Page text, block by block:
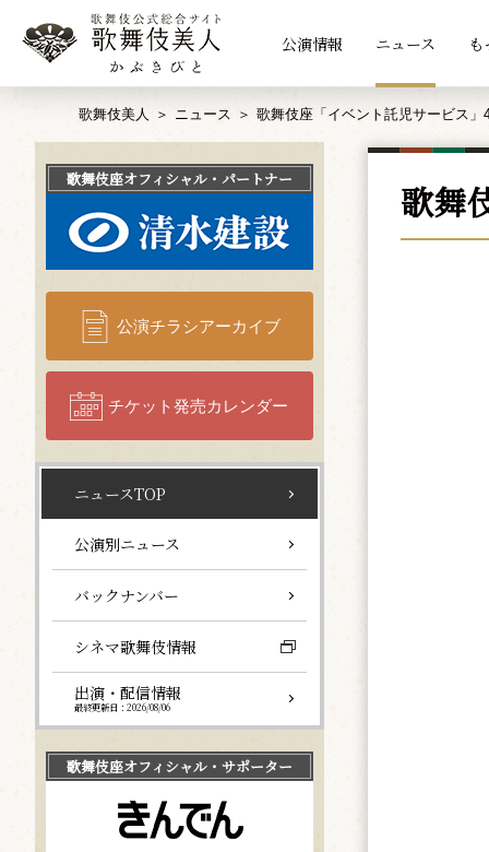
公演情報 ニュース
歌舞伎美人 ニュース 歌舞伎座「イベント託児サービス
歌舞
歌舞伎座オフィシャル・パートナー
公演チラシアーカイブ
チケット発売カレンダー
ニュースTOP
公演別ニュース
バックナンバー
シネマ歌舞伎情報
出演・配信情報
最終更新日：2026/08/06
歌舞伎座オフィシャル・サポーター